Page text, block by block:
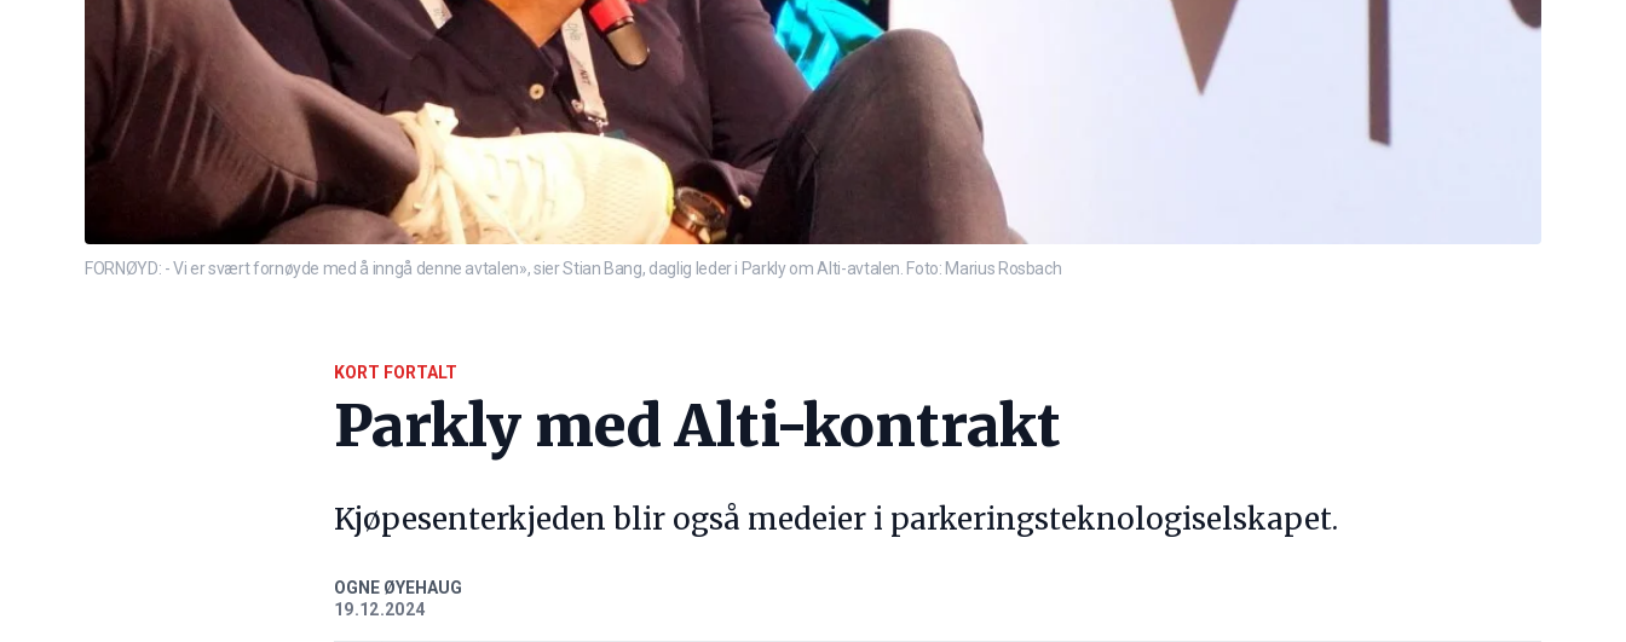
FORNØYD: - Vi er svært fornøyde med å inngå denne avtalen», sier Stian Bang, daglig leder i Parkly om Alti-avtalen. Foto: Marius Rosbach
KORT FORTALT
Parkly med Alti-kontrakt
Kjøpesenterkjeden blir også medeier i parkeringsteknologiselskapet.
OGNE ØYEHAUG
19.12.2024